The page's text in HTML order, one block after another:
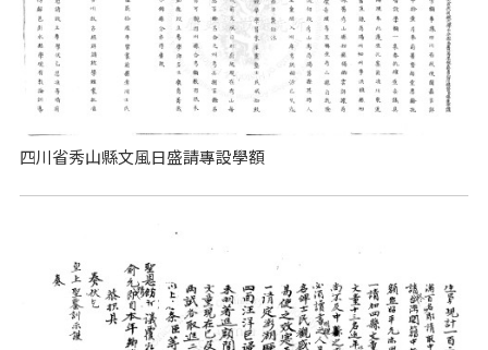
四川省秀山縣文風日盛請專設學額